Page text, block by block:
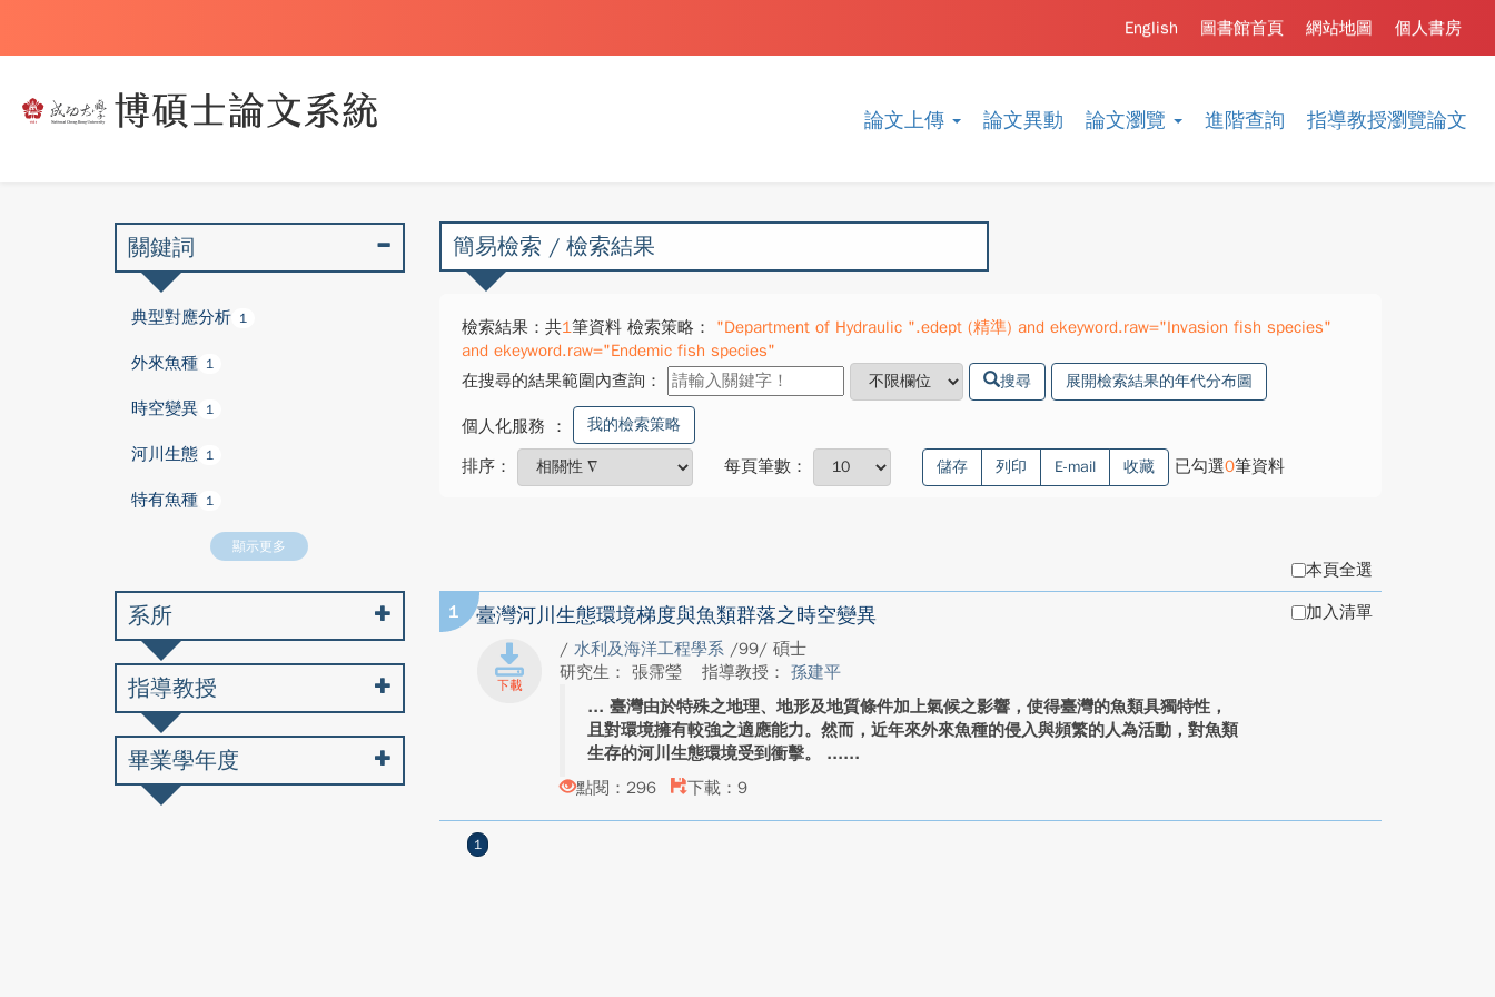
論文上傳 論文異動 論文瀏覽 進階查詢 指導教授瀏覽論文
個人書房
網站地圖
圖書館首頁
English
簡易檢索 / 檢索結果
檢索結果：共1筆資料 檢索策略：
"Department of Hydraulic ".edept (精準) and ekeyword.raw="Invasion fish species"
and ekeyword.raw="Endemic fish species"
在搜尋的結果範圍內查詢：
搜尋 展開檢索結果的年代分布圖
個人化服務 ： 我的檢索策略
排序： 每頁筆數： 儲存 列印 E-mail 收藏 已勾選0筆資料
本頁全選
1 臺灣河川生態環境梯度與魚類群落之時空變異
/ 水利及海洋工程學系 /99/ 碩士
研究生： 張霈瑩
指導教授： 孫建平
臺灣由於特殊之地理、地形及地質條件加上氣候之影響，使得臺灣的魚類具獨特性，
且對環境擁有較強之適應能力。然而，近年來外來魚種的侵入與頻繁的人為活動，對魚類
生存的河川生態環境受到衝擊。 ...
點閱：296
下載：9
加入清單
1
關鍵詞
典型對應分析 1
外來魚種 1
時空變異 1
河川生態 1
特有魚種 1
顯示更多
系所
指導教授
畢業學年度